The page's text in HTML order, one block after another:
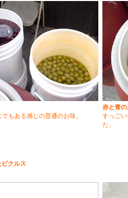
もある感じの普通のお味。
赤と青
すっご
た。
クルス